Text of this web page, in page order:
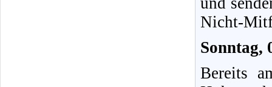
Nicht-
Sonntag,
Bereits